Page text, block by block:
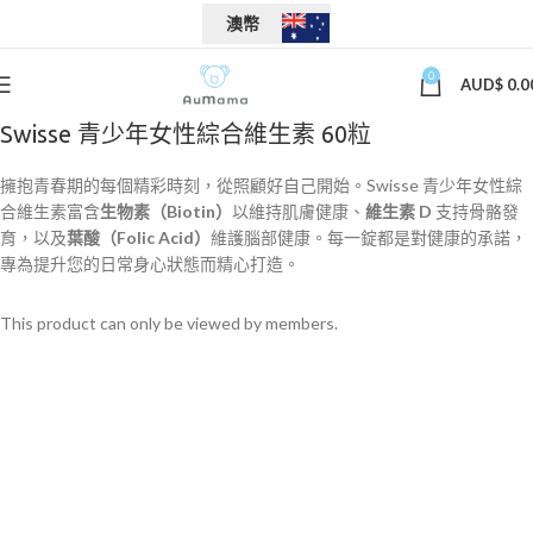
澳幣
0 AUD$
Swisse 青少年女性綜合維生素 60粒
擁抱青春期的每個精彩時刻，從照顧好自己開始。Swisse 青少年女性綜
合維生素富含生物素（Biotin） 以維持肌膚健康、 維生素 D ​ 支持骨骼發
育，以及葉酸（Folic Acid） 維護腦部健康。每一錠都是對健康的承諾，
專為提升您的日常身心狀態而精心打造。
This product can only be viewed by members.